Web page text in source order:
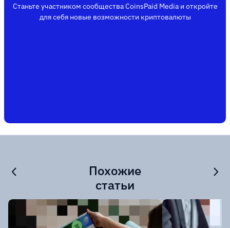
Станьте участником сообщества CoinsPaid Media и откройте
для себя новые возможности криптовалюты
Похожие
статьи